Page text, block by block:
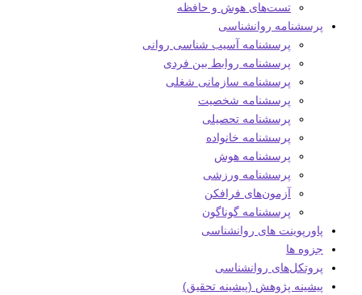
تست‌های هوش و حافظه
پرسشنامه روانشناسی
پرسشنامه آسیب شناسی روانی
پرسشنامه روابط بین فردی
پرسشنامه سازمانی شغلی
پرسشنامه شخصیت
پرسشنامه تحصیلی
پرسشنامه خانواده
پرسشنامه هوش
پرسشنامه ورزشی
آزمون‌های فرافکن
پرسشنامه گوناگون
پاورپوینت های روانشناسی
جزوه ها
پروتکل‌های روانشناسی
پیشینه پژوهش (پیشینه تحقیق)